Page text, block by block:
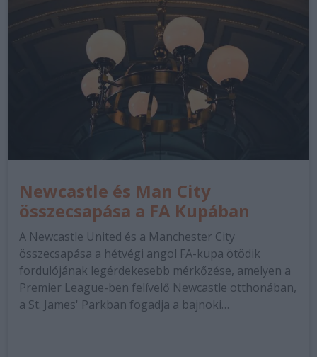
Newcastle és Man City
összecsapása a FA Kupában
A Newcastle United és a Manchester City
összecsapása a hétvégi angol FA-kupa ötödik
fordulójának legérdekesebb mérkőzése, amelyen a
Premier League-ben felívelő Newcastle otthonában,
a St. James' Parkban fogadja a bajnoki…